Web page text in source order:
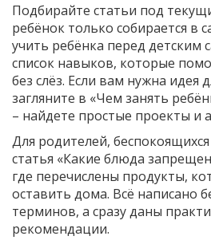
Подбирайте статьи под
ребёнок только собирается в
учить ребёнка перед детским
список навыков, которые
без слёз. Если вам нужна идея
загляните в «Чем занять
– найдете простые проекты и
Для родителей,
статья «Какие блюда
где перечислены продукты,
оставить дома. Всё написано
терминов, а сразу даны
рекомендации.